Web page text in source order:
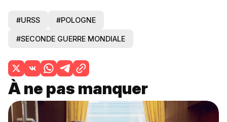
#URSS #POLOGNE
#SECONDE GUERRE MONDIALE
À ne pas manquer